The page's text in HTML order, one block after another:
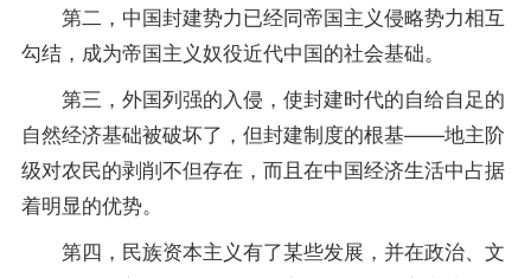
第二，中国封建势力已经同帝国主义侵略势力相互
勾结，成为帝国主义奴役近代中国的社会基础。
第三，外国列强的入侵，使封建时代的自给自足的
自然经济基础被破坏了，但封建制度的根基——地主阶
级对农民的剥削不但存在，而且在中国经济生活中占据
着明显的优势。
第四，民族资本主义有了某些发展，并在政治、文